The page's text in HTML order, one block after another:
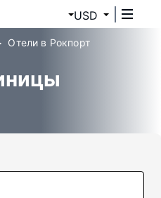
USD
Отели в Рокпорт